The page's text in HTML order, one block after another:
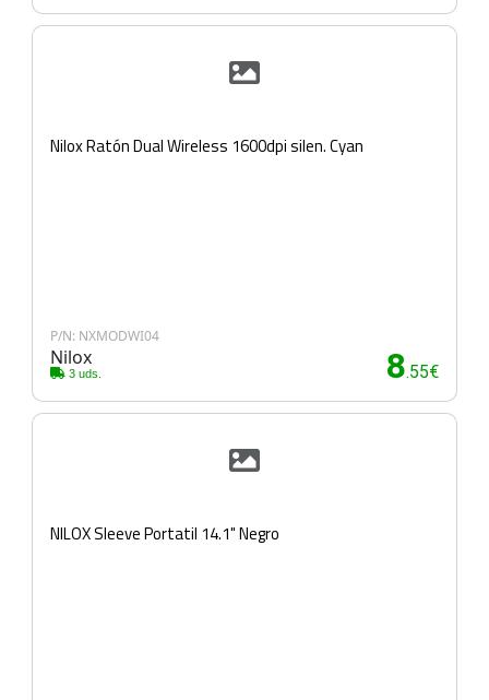
Nilox Ratón Dual Wireless 1600dpi silen. Cyan
P/N: NXMODWI04
Nilox
3 uds. 8.55€
NILOX Sleeve Portatil 14.1" Negro